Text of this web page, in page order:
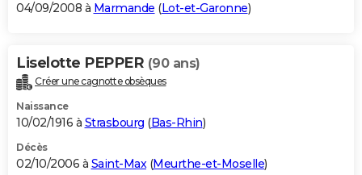
04/09/2008 à Marmande (Lot-et-Garonne)
Liselotte PEPPER (90 ans)
Créer une cagnotte obsèques
Naissance
10/02/1916 à Strasbourg (Bas-Rhin)
Décès
02/10/2006 à Saint-Max(Meurthe-et-Moselle)